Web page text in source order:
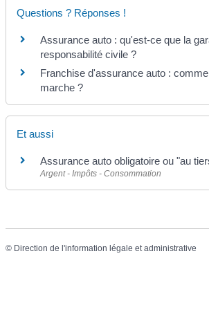
Questions ? Réponses !
Assurance auto : qu'est-ce que la
responsabilité civile ?
Franchise d'assurance auto :
marche ?
Et aussi
Assurance auto obligatoire ou "au
Argent - Impôts - Consommation
© Direction de l'information légale et administrative